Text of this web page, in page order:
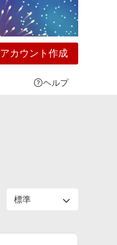
アカウント作成
ヘルプ